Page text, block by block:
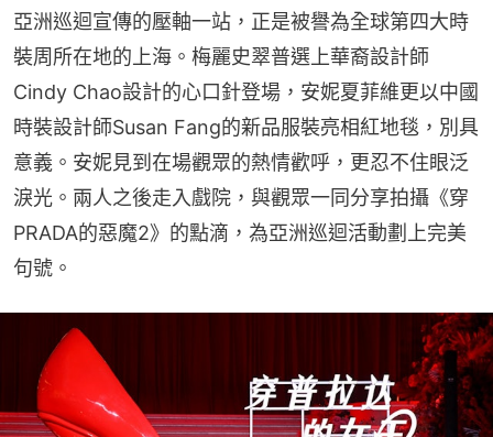
亞洲巡迴宣傳的壓軸一站，正是被譽為全球第四大時
裝周所在地的上海。梅麗史翠普選上華裔設計師
Cindy Chao設計的心口針登場，安妮夏菲維更以中國
時裝設計師Susan Fang的新品服裝亮相紅地毯，別具
意義。安妮見到在場觀眾的熱情歡呼，更忍不住眼泛
淚光。兩人之後走入戲院，與觀眾一同分享拍攝《穿
PRADA的惡魔2》的點滴，為亞洲巡迴活動劃上完美
句號。